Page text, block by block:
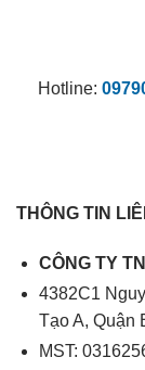
Hotline:
THÔNG TIN
CÔNG TY
4382C1
Tạo A, Quận
MST: